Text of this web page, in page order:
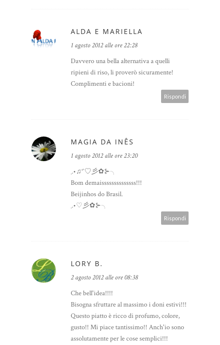
ALDA E MARIELLA
1 agosto 2012 alle ore 22:28
Davvero una bella alternativa a quelli
ripieni di riso, li proverò sicuramente!
Complimenti e bacioni!
Rispondi
MAGIA DA INÊS
1 agosto 2012 alle ore 23:20
¸.•♫°`♡彡✿⊱╮
Bom demaissssssssssssss!!!
Beijinhos do Brasil.
¸.•♡彡✿⊱╮
Rispondi
LORY B.
2 agosto 2012 alle ore 08:38
Che bell'idea!!!!
Bisogna sfruttare al massimo i doni estivi!!!
Questo piatto è ricco di profumo, colore,
gusto!! Mi piace tantissimo!! Anch'io sono
assolutamente per le cose semplici!!!